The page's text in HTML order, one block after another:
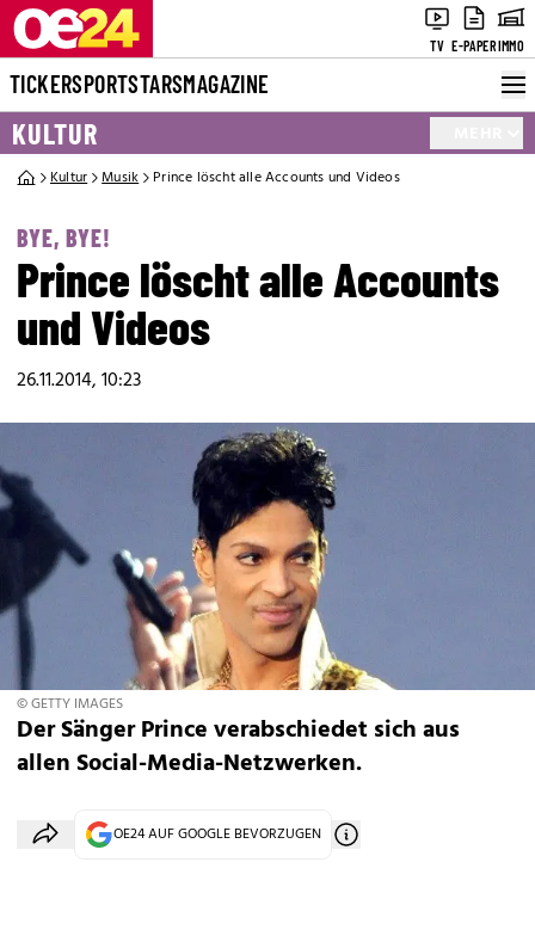
TV E-PAPERIMMO
TICKERSPORTSTARSMAGAZINE
KULTUR
Kultur Musik Prince löscht alle Accounts und Videos
BYE, BYE!
Prince löscht alle Accounts
und Videos
26.11.2014, 10:23
© GETTY IMAGES
Der Sänger Prince verabschiedet sich aus
allen Social-Media-Netzwerken.
OE24 AUF GOOGLE BEVORZUGEN